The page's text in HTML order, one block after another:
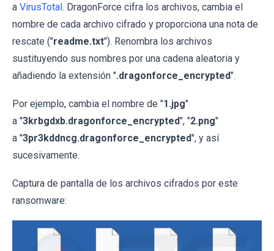
a VirusTotal. DragonForce cifra los archivos, cambia el
nombre de cada archivo cifrado y proporciona una nota de
rescate ("readme.txt"). Renombra los archivos
sustituyendo sus nombres por una cadena aleatoria y
añadiendo la extensión ".dragonforce_encrypted".
Por ejemplo, cambia el nombre de "1.jpg"
a "3krbgdxb.dragonforce_encrypted", "2.png"
a "3pr3kddncg.dragonforce_encrypted", y así
sucesivamente.
Captura de pantalla de los archivos cifrados por este
ransomware: